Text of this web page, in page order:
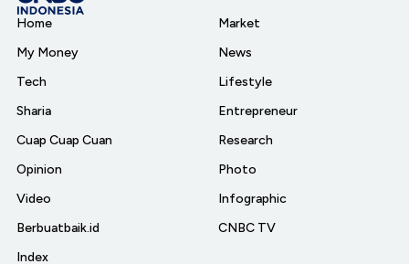
Home
My Money
Tech
Sharia
Cuap Cuap Cuan
Opinion
Video
Berbuatbaik.id
Index
Market
News
Lifestyle
Entrepreneur
Research
Photo
Infographic
CNBC TV